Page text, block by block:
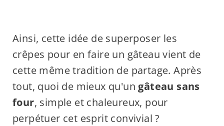
Ainsi, cette idée de superposer les
crêpes pour en faire un gâteau vient de
cette même tradition de partage. Après
tout, quoi de mieux qu'un gâteau sans
four, simple et chaleureux, pour
perpétuer cet esprit convivial ?